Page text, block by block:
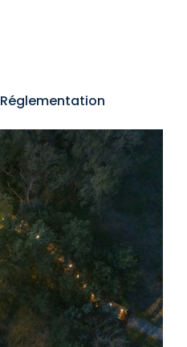
Réglementation